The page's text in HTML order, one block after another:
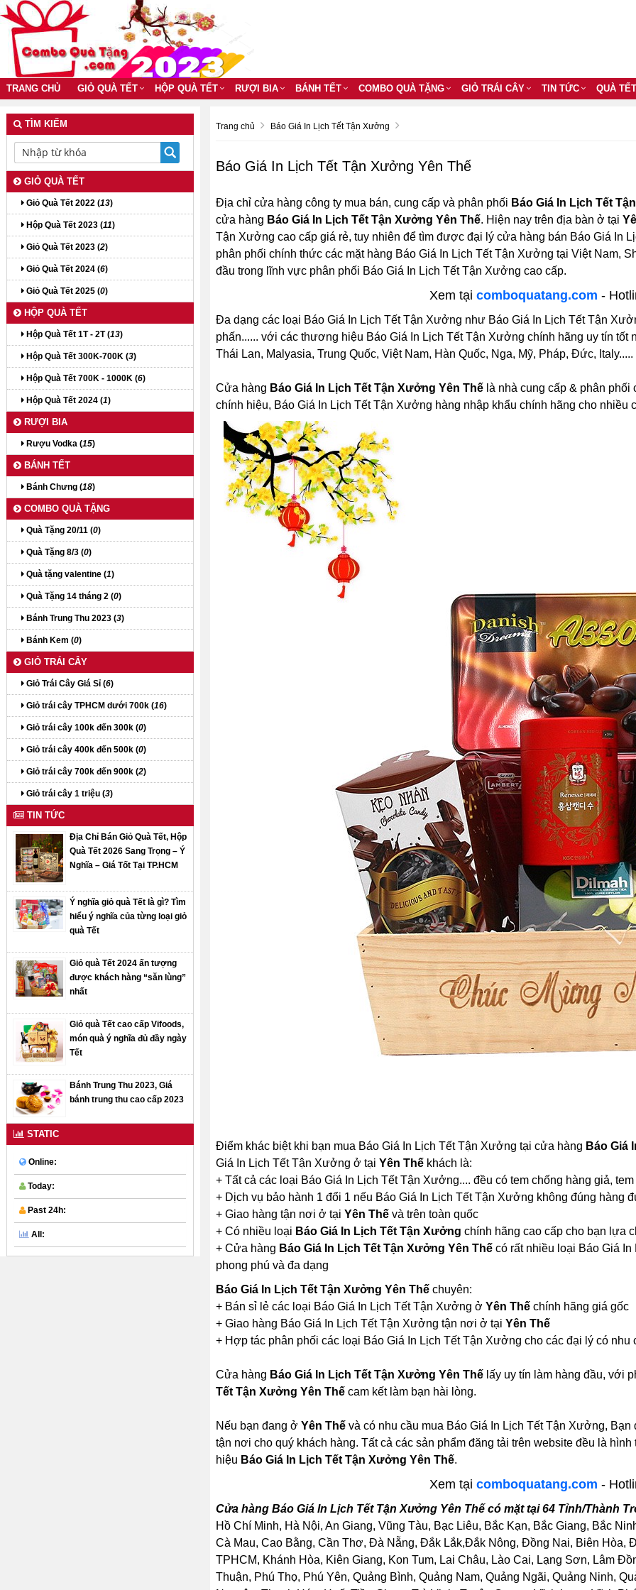
TRANG CHỦ GIỎ QUÀ TẾT HỘP QUÀ TẾT RƯỢI BIA BÁNH TẾT COMBO QUÀ TẶNG GIỎ TRÁI CÂY TIN TỨC QUÀ TẾT
Trang chủ Báo Giá In Lịch Tết Tận Xưởng
Báo Giá In Lịch Tết Tận Xưởng Yên Thế
Địa chỉ cửa hàng công ty mua bán, cung cấp và phân phối Báo Giá In Lịch Tết
cửa hàng Báo Giá In Lịch Tết Tận Xưởng Yên Thế. Hiện nay trên địa bàn ở tại
Tận Xưởng cao cấp giá rẻ, tuy nhiên để tìm được đại lý cửa hàng bán Báo Giá In
phân phối chính thức các mặt hàng Báo Giá In Lịch Tết Tận Xưởng tại Việt Nam,
đầu trong lĩnh vực phân phối Báo Giá In Lịch Tết Tận Xưởng cao cấp.
Xem tạicomboquatang.com -
Đa dạng các loại Báo Giá In Lịch Tết Tận Xưởng như Báo Giá In Lịch Tết Tận
phấn...... với các thương hiệu Báo Giá In Lịch Tết Tận Xưởng chính hãng uy tín
Thái Lan, Malyasia, Trung Quốc, Việt Nam, Hàn Quốc, Nga, Mỹ, Pháp, Đức, Italy.....
Cửa hàng Báo Giá In Lịch Tết Tận Xưởng Yên Thếlà nhà cung cấp & phân phối
chính hiệu, Báo Giá In Lịch Tết Tận Xưởng hàng nhập khẩu chính hãng cho
Điểm khác biệt khi bạn mua Báo Giá In Lịch Tết Tận Xưởng tại cửa hàng Báo Giá
Giá In Lịch Tết Tận Xưởng ở tại Yên Thếkhách là:
+ Tất cả các loại Báo Giá In Lịch Tết Tận Xưởng.... đều có tem chống hàng giả,
+ Dịch vụ bảo hành 1 đổi 1 nếu Báo Giá In Lịch Tết Tận Xưởng không đúng hàng
+ Giao hàng tận nơi ở tại Yên Thếvà trên toàn quốc
+ Có nhiều loại Báo Giá In Lịch Tết Tận Xưởng chính hãng cao cấp cho bạn lựa
+ Cửa hàng Báo Giá In Lịch Tết Tận Xưởng Yên Thếcó rất nhiều loại Báo Giá
phong phú và đa dạng
Báo Giá In Lịch Tết Tận Xưởng Yên Thế chuyên:
+ Bán sỉ lẻ các loại Báo Giá In Lịch Tết Tận Xưởng ở Yên Thếchính hãng giá gốc
+ Giao hàng Báo Giá In Lịch Tết Tận Xưởng tận nơi ở tại Yên Thế
+ Hợp tác phân phối các loại Báo Giá In Lịch Tết Tận Xưởng cho các đại lý có nhu
Cửa hàng Báo Giá In Lịch Tết Tận Xưởng Yên Thếlấy uy tín làm hàng đầu, với
Tết Tận Xưởng Yên Thếcam kết làm bạn hài lòng.
Nếu bạn đang ở Yên Thếvà có nhu cầu mua Báo Giá In Lịch Tết Tận Xưởng,
tận nơi cho quý khách hàng. Tất cả các sản phẩm đăng tải trên website đều là
hiệu Báo Giá In Lịch Tết Tận Xưởng Yên Thế.
Xem tạicomboquatang.com -
Cửa hàng Báo Giá In Lịch Tết Tận Xưởng Yên Thế có mặt tại 64 Tỉnh/Thành
Hồ Chí Minh, Hà Nội, An Giang, Vũng Tàu, Bạc Liêu, Bắc Kạn, Bắc Giang, Bắc
Cà Mau, Cao Bằng, Cần Thơ, Đà Nẵng, Đắk Lắk,Đắk Nông, Đồng Nai, Biên Hòa,
TPHCM, Khánh Hòa, Kiên Giang, Kon Tum, Lai Châu, Lào Cai, Lạng Sơn, Lâm
Thuận, Phú Thọ, Phú Yên, Quảng Bình, Quảng Nam, Quảng Ngãi, Quảng Ninh,
TÌM KIẾM
GIỎ QUÀ TẾT
Giỏ Quà Tết 2022 (13)
Hộp Quà Tết 2023 (11)
Giỏ Quà Tết 2023 (2)
Giỏ Quà Tết 2024 (6)
Giỏ Quà Tết 2025 (0)
HỘP QUÀ TẾT
Hộp Quà Tết 1T - 2T (13)
Hộp Quà Tết 300K-700K (3)
Hộp Quà Tết 700K - 1000K (6)
Hộp Quà Tết 2024 (1)
RƯỢI BIA
Rượu Vodka (15)
BÁNH TẾT
Bánh Chưng (18)
COMBO QUÀ TẶNG
Quà Tặng 20/11 (0)
Quà Tặng 8/3 (0)
Quà tặng valentine (1)
Quà Tặng 14 tháng 2 (0)
Bánh Trung Thu 2023 (3)
Bánh Kem (0)
GIỎ TRÁI CÂY
Giỏ Trái Cây Giá Sỉ (6)
Giỏ trái cây TPHCM dưới 700k (16)
Giỏ trái cây 100k đến 300k (0)
Giỏ trái cây 400k đến 500k (0)
Giỏ trái cây 700k đến 900k (2)
Giỏ trái cây 1 triệu (3)
TIN TỨC
Địa Chỉ Bán Giỏ Quà Tết, Hộp
Quà Tết 2026 Sang Trọng – Ý
Nghĩa – Giá Tốt Tại TP.HCM
Ý nghĩa giỏ quà Tết là gì? Tìm
hiểu ý nghĩa của từng loại giỏ
quà Tết
Giỏ quà Tết 2024 ấn tượng
được khách hàng “săn lùng”
nhất
Giỏ quà Tết cao cấp Vifoods,
món quà ý nghĩa đủ đầy ngày
Tết
Bánh Trung Thu 2023, Giá
bánh trung thu cao cấp 2023
STATIC
Online:
Today:
Past 24h:
All: